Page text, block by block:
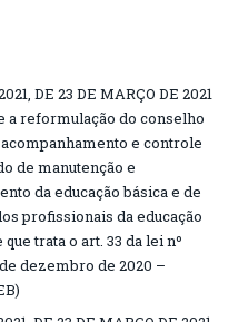
DE 23 DE MARÇO DE 2021
a reformulação do conselho
e controle
de manutenção e
da educação básica e de
profissionais da educação
que trata o art. 33 da lei nº
de dezembro de 2020 –